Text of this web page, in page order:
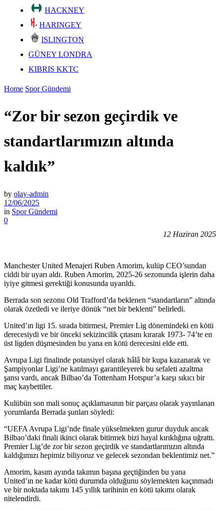
HACKNEY
HARINGEY
ISLINGTON
GÜNEY LONDRA
KIBRIS KKTC
Home Spor Gündemi
“Zor bir sezon geçirdik ve
standartlarımızın altında
kaldık”
by olay-admin
12/06/2025
in Spor Gündemi
0
12 Haziran 2025
Manchester United Menajeri Ruben Amorim, kulüp CEO’sundan
ciddi bir uyarı aldı. Ruben Amorim, 2025-26 sezonunda işlerin daha
iyiye gitmesi gerektiği konusunda uyarıldı.
Berrada son sezonu Old Trafford’da beklenen “standartların” altında
olarak özetledi ve ileriye dönük “net bir beklenti” belirledi.
United’ın ligi 15. sırada bitirmesi, Premier Lig dönemindeki en kötü
derecesiydi ve bir önceki sekizincilik çıtasını kırarak 1973- 74’te en
üst ligden düşmesinden bu yana en kötü derecesini elde etti.
Avrupa Ligi finalinde potansiyel olarak hâlâ bir kupa kazanarak ve
Şampiyonlar Ligi’ne katılmayı garantileyerek bu sefaleti azaltma
şansı vardı, ancak Bilbao’da Tottenham Hotspur’a karşı sıkıcı bir
maç kaybettiler.
Kulübün son mali sonuç açıklamasının bir parçası olarak yayınlanan
yorumlarda Berrada şunları söyledi:
“UEFA Avrupa Ligi’nde finale yükselmekten gurur duyduk ancak
Bilbao’daki finali ikinci olarak bitirmek bizi hayal kırıklığına uğrattı.
Premier Lig’de zor bir sezon geçirdik ve standartlarımızın altında
kaldığımızı hepimiz biliyoruz ve gelecek sezondan beklentimiz net.”
Amorim, kasım ayında takımın başına geçtiğinden bu yana
United’ın ne kadar kötü durumda olduğunu söylemekten kaçınmadı
ve bir noktada takımı 145 yıllık tarihinin en kötü takımı olarak
nitelendirdi.